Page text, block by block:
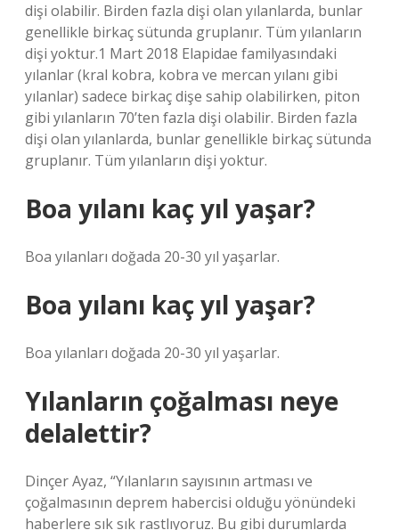
dişi olabilir. Birden fazla dişi olan yılanlarda, bunlar
genellikle birkaç sütunda gruplanır. Tüm yılanların
dişi yoktur.1 Mart 2018 Elapidae familyasındaki
yılanlar (kral kobra, kobra ve mercan yılanı gibi
yılanlar) sadece birkaç dişe sahip olabilirken, piton
gibi yılanların 70’ten fazla dişi olabilir. Birden fazla
dişi olan yılanlarda, bunlar genellikle birkaç sütunda
gruplanır. Tüm yılanların dişi yoktur.
Boa yılanı kaç yıl yaşar?
Boa yılanları doğada 20-30 yıl yaşarlar.
Boa yılanı kaç yıl yaşar?
Boa yılanları doğada 20-30 yıl yaşarlar.
Yılanların çoğalması neye
delalettir?
Dinçer Ayaz, “Yılanların sayısının artması ve
çoğalmasının deprem habercisi olduğu yönündeki
haberlere sık sık rastlıyoruz. Bu gibi durumlarda